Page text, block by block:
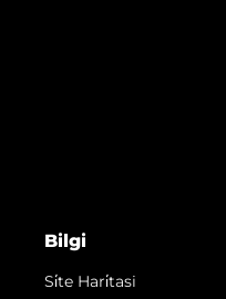
Bilgi
Si̇te Hari̇tasi